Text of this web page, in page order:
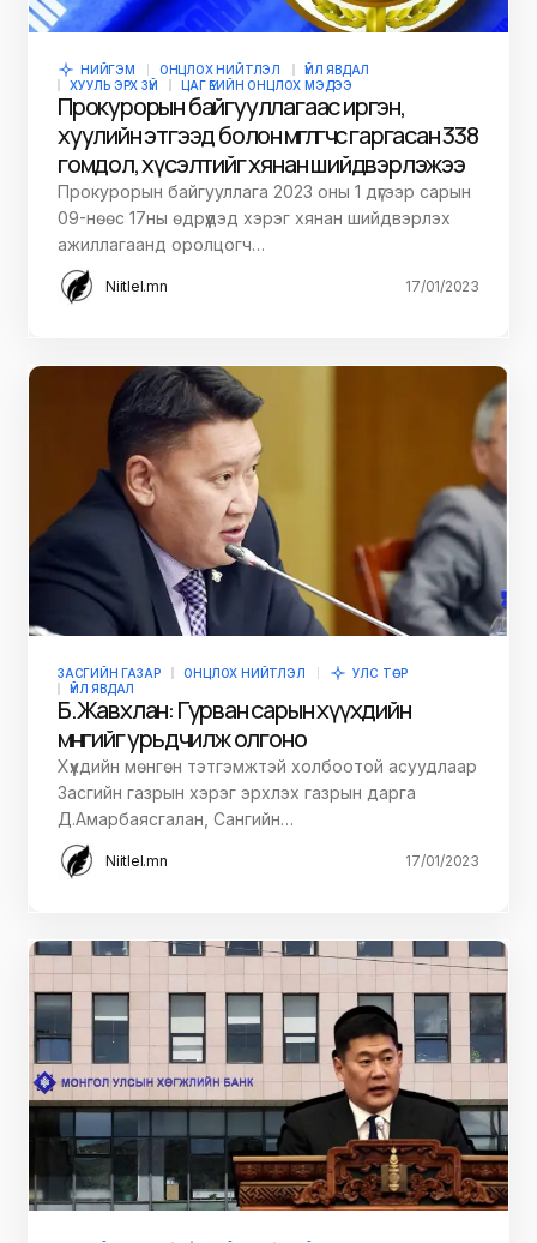
НИЙГЭМ ОНЦЛОХ НИЙТЛЭЛ
ҮЙЛ ЯВДАЛ
ХУУЛЬ ЭРХ ЗҮЙ
ЦАГ ҮЕИЙН ОНЦЛОХ МЭДЭЭ
Прокурорын байгууллагаас иргэн,
хуулийн этгээд болон өмгөөлөгчөөс гаргасан 338
гомдол, хүсэлтийг хянан шийдвэрлэжээ
Прокурорын байгууллага 2023 оны 1 дүгээр сарын
09-нөөс 17ны өдрүүдэд хэрэг хянан шийдвэрлэх
ажиллагаанд оролцогч…
Niitlel.mn 17/01/2023
ЗАСГИЙН ГАЗАР ОНЦЛОХ НИЙТЛЭЛ
УЛС ТӨР
ҮЙЛ ЯВДАЛ
Б.Жавхлан: Гурван сарын хүүхдийн
мөнгийг урьдчилж олгоно
Хүүхдийн мөнгөн тэтгэмжтэй холбоотой асуудлаар
Засгийн газрын хэрэг эрхлэх газрын дарга
Д.Амарбаясгалан, Сангийн…
Niitlel.mn 17/01/2023